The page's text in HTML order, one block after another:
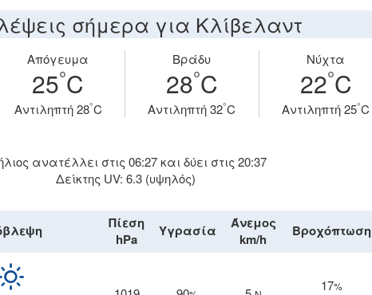
σήμερα για Κλίβελαντ
Απόγευμα
25°C
Aντιληπτή 28°C
Βράδυ
28°C
Aντιληπτή 32°C
Νύχτα
22°C
Aντιληπτή 25°C
ανατέλλει στις 06:27 και δύει στις 20:37
Δείκτης UV: 6.3 (υψηλός)
Πίεση
hPa
Υγρασία
Άνεμος
km/h
Βροχόπτωση
17%